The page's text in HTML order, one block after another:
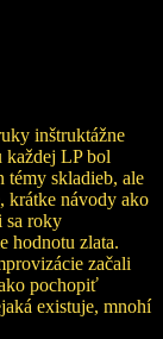
inštruktážne
každej LP bol
témy skladieb, ale
krátke návody ako
sa roky
hodnotu zlata.
začali
pochopiť
existuje, mnohí